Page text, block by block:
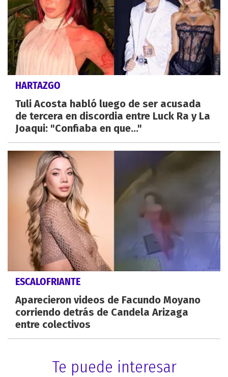
HARTAZGO
Tuli Acosta habló luego de ser acusada
de tercera en discordia entre Luck Ra y La
Joaqui: "Confiaba en que..."
ESCALOFRIANTE
Aparecieron videos de Facundo Moyano
corriendo detrás de Candela Arizaga
entre colectivos
Te puede interesar